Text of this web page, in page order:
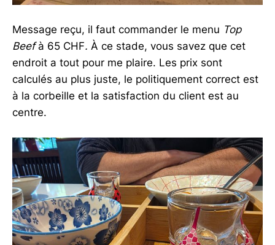
Message reçu, il faut commander le menu Top
Beefà 65 CHF. À ce stade, vous savez que cet
endroit a tout pour me plaire. Les prix sont
calculés au plus juste, le politiquement correct est
à la corbeille et la satisfaction du client est au
centre.